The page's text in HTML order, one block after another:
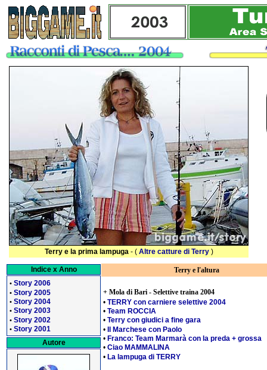
Indice x Anno
• Story 2006
• Story 2005
• Story 2004
• Story 2003
• Story 2002
• Story 2001
Autore
Terry e l'altura
+ Mola di Bari - Selettive traina 2004
• TERRY con carniere selettive 2004
• Team ROCCIA
• Terry con giudici a fine gara
• Il Marchese con Paolo
• Franco: Team Marmarà con la preda + grossa
• Ciao MAMMALINA
• La lampuga di TERRY
Terry e la prima lampuga- ( Altre catture di Terry)